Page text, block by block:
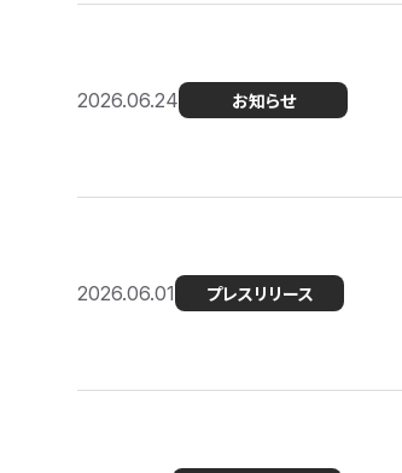
2026.06.24 お知らせ
2026.06.01 プレスリリース